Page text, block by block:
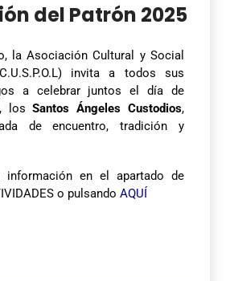
del Patrón 2025
la Asociación Cultural y Social
invita a todos sus
a celebrar juntos el día de
losSantos Ángeles Custodios,
de encuentro, tradición y
información en el apartado de
o pulsando AQUÍ